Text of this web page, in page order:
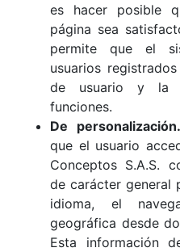
es hacer posible
página sea
permite que el
usuarios
de usuario y la
funciones.
De personalización.
que el usuario
Conceptos S.A.S.
de carácter general
idioma, el
geográfica desde
Esta información